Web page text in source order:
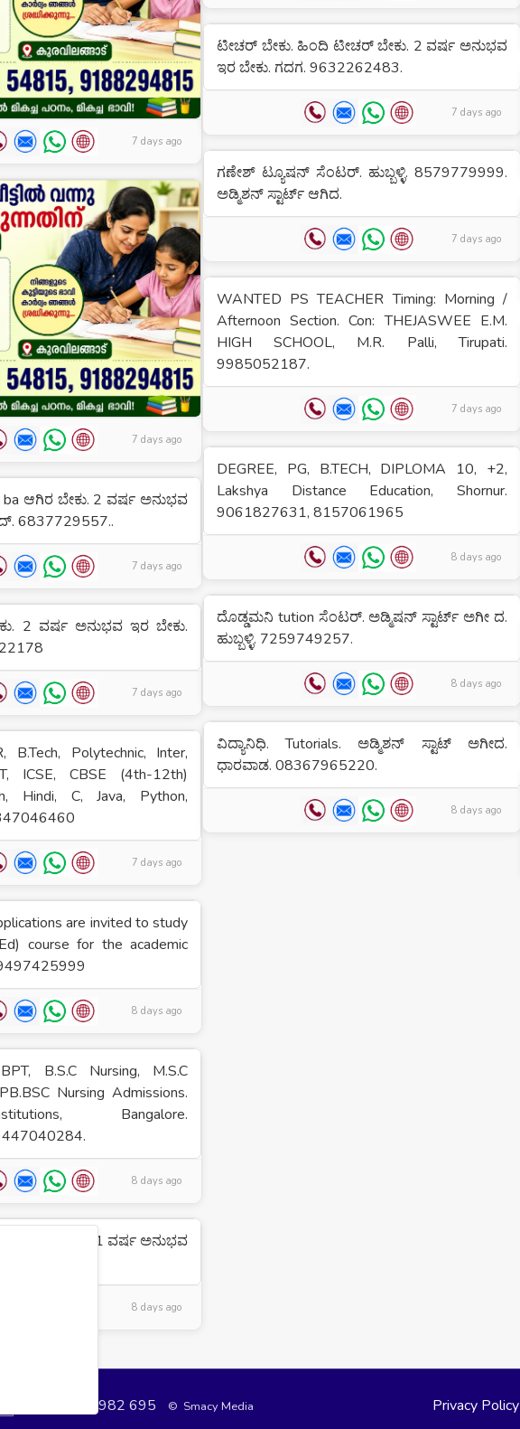
7 days ago
7 days ago
ba ಆಗಿರ ಬೇಕು. 2 ವರ್ಷ ಅನುಭವ
6837729557..
7 days ago
2 ವರ್ಷ ಅನುಭವ ಇರ ಬೇಕು.
7 days ago
B.Tech, Polytechnic, Inter,
ICSE, CBSE (4th-12th)
Hindi, C, Java, Python,
7 days ago
are invited to study
course for the academic
8 days ago
B.S.C Nursing, M.S.C
Nursing Admissions.
Bangalore.
8 days ago
ba ಆಗಿ ರ ಬೇಕು. 1 ವರ್ಷ ಅನುಭವ
8 days ago
ಟೀಚರ್ ಬೇಕು. ಹಿಂದಿ ಟೀಚರ್ ಬೇಕು. 2 ವರ್ಷ ಅನುಭವ
ಇರ ಬೇಕು. ಗದಗ. 9632262483.
7 days ago
ಗಣೇಶ್ ಟ್ಯೂಷನ್ ಸೆಂಟರ್. ಹುಬ್ಬಳ್ಳಿ. 8579779999.
ಅಡ್ಮಿಶನ್ ಸ್ಟಾರ್ಟ್ ಆಗಿದ.
7 days ago
WANTED PS TEACHER Timing: Morning /
Afternoon Section. Con: THEJASWEE E.M.
HIGH SCHOOL, M.R. Palli, Tirupati.
9985052187.
7 days ago
DEGREE, PG, B.TECH, DIPLOMA 10, +2,
Lakshya Distance Education, Shornur.
9061827631, 8157061965
8 days ago
ದೊಡ್ಡಮನಿ tution ಸೆಂಟರ್. ಅಡ್ಮಿಷನ್ ಸ್ಟಾರ್ಟ್ ಅಗೀ ದ.
ಹುಬ್ಬಳ್ಳಿ. 7259749257.
8 days ago
ವಿದ್ಯಾನಿಧಿ. Tutorials. ಅಡ್ಮಿಶನ್ ಸ್ಟಾಟ್ ಅಗೀದ.
ಧಾರವಾಡ. 08367965220.
8 days ago
+91 90 80 982 695 © Smacy Media Privacy Policy